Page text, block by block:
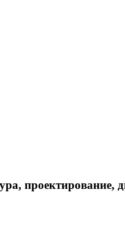
проектирование,